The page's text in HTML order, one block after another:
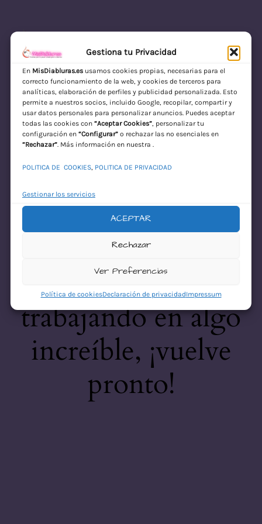
Gestiona tu Privacidad
En MisDiabluras.esusamos cookies propias, necesarias para el
correcto funcionamiento de la web, y cookies de terceros para
analíticas, elaboración de perfiles y publicidad personalizada. Esto
permite a nuestros socios, incluido Google, recopilar, compartir y
usar datos personales para personalizar anuncios. Puedes aceptar
todas las cookies con “Aceptar Cookies”, personalizar tu
configuración en “Configurar”o rechazar las no esenciales en
“Rechazar”. Más información en nuestra .
POLITICA DE COOKIES, POLITICA DE PRIVACIDAD
Gestionar los servicios
ACEPTAR
Rechazar
Ver Preferencias
Política de cookiesDeclaración de privacidadImpressum
MisDiabluras | Sexshop Online con Envío
Discreto en España
Acceder
¡Disculpa este
desastre! Estamos
trabajando en algo
increíble, ¡vuelve
pronto!